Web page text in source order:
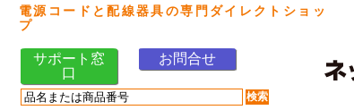
電源コードと配線器具の専門ダイレクトショッ
プ
サポート窓
口
お問合せ